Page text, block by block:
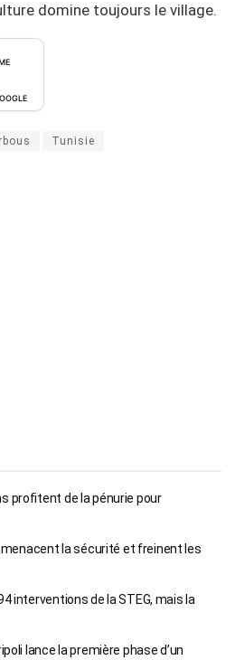
domine toujours le village.
Tunisie
profitent de la pénurie pour
la sécurité et freinent les
interventions de la STEG, mais la
lance la première phase d’un